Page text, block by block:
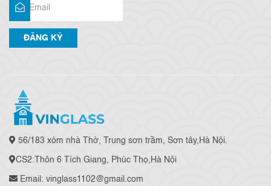
56/183 xóm nhà Thờ, Trung sơn trầm, Sơn tây,Hà Nội.
CS2:Thôn 6 Tích Giang, Phúc Thọ,Hà Nội
Email: vinglass1102@gmail.com